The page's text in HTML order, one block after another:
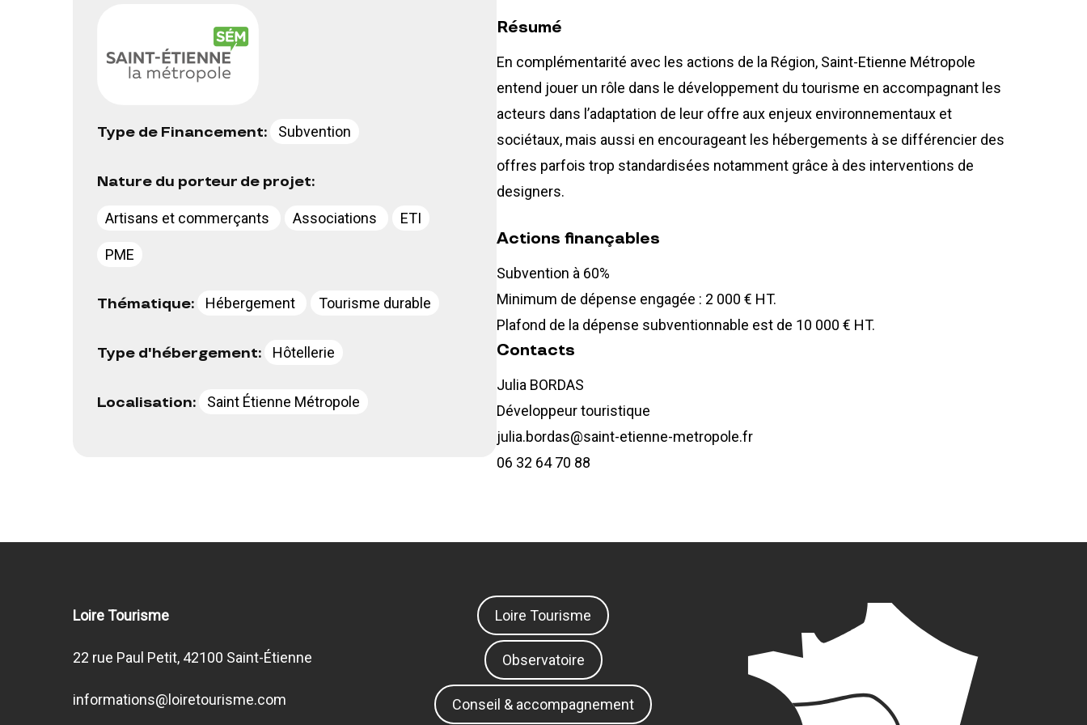
Type de Financement: Subvention
Nature du porteur de projet:
Artisans et commerçants Associations ETI
PME
Thématique: Hébergement Tourisme durable
Type d'hébergement: Hôtellerie
Localisation: Saint Étienne Métropole
Résumé
En complémentarité avec les actions de la Région, Saint-Etienne Métropole
entend jouer un rôle dans le développement du tourisme en accompagnant les
acteurs dans l’adaptation de leur offre aux enjeux environnementaux et
sociétaux, mais aussi en encourageant les hébergements à se différencier des
offres parfois trop standardisées notamment grâce à des interventions de
designers.
Actions finançables
Subvention à 60%
Minimum de dépense engagée : 2 000 € HT.
Plafond de la dépense subventionnable est de 10 000 € HT.
Contacts
Julia BORDAS
Développeur touristique
julia.bordas@saint-etienne-metropole.fr
06 32 64 70 88
Loire Tourisme
22 rue Paul Petit, 42100 Saint-Étienne
informations@loiretourisme.com
Loire Tourisme
Observatoire
Conseil & accompagnement